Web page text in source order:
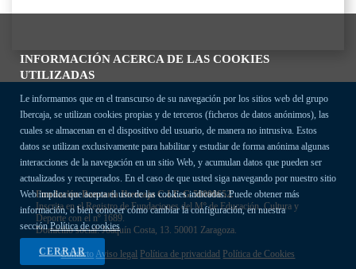
INFORMACIÓN ACERCA DE LAS COOKIES
UTILIZADAS
Le informamos que en el transcurso de su navegación por los sitios web del grupo
Ibercaja, se utilizan cookies propias y de terceros (ficheros de datos anónimos), las
cuales se almacenan en el dispositivo del usuario, de manera no intrusiva. Estos
datos se utilizan exclusivamente para habilitar y estudiar de forma anónima algunas
interacciones de la navegación en un sitio Web, y acumulan datos que pueden ser
actualizados y recuperados. En el caso de que usted siga navegando por nuestro sitio
Web implica que acepta el uso de las cookies indicadas. Puede obtener más
información, o bien conocer cómo cambiar la configuración, en nuestra
secciónPolítica de cookies
CERRAR
Fundación Bancaria Ibercaja C.I.F. G-50000652.
Inscrita en el Registro de Fundaciones del Mº de Educación, Cultura y
Deporte con el nº 1689.
Domicilio social: Joaquín Costa, 13. 50001 Zaragoza.
ContactoAviso legal Política de privacidad Política de Cookies